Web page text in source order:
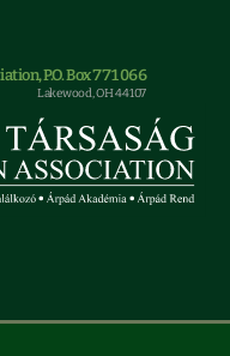
P.O. Box 771066
Lakewood, OH 44107